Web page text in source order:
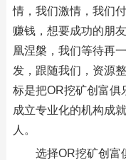
情，我们激情，我们
赚钱，想要成功的朋
凰涅槃，我们等待再
发，跟随我们，资源
标是把OR挖矿创富俱
成立专业化的机构成
人。
选择OR挖矿创富